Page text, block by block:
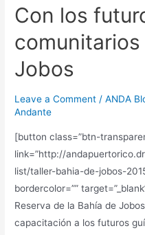
Con los
comunitarios
Jobos
Leave a Comment /ANDA
Andante
[button class=”btn-
link=”http://
list/taller-bahia-de-jobos-
bordercolor=””
Reserva de la Bahía de
capacitación a los futuros